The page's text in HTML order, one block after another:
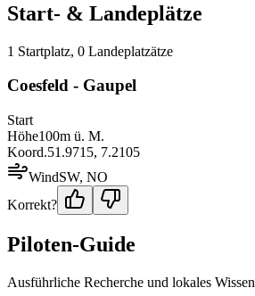
Start- & Landeplätze
1 Startplatz, 0 Landeplatzätze
Coesfeld - Gaupel
Start
Höhe100m ü. M.
Koord.51.9715, 7.2105
WindSW, NO
Korrekt?
Piloten-Guide
Ausführliche Recherche und lokales Wissen